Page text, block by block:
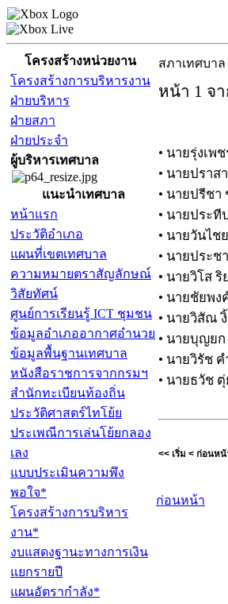
โครงสร้างหน่วยงาน
โครงสร้างการบริหารงาน
ฝ่ายบริหาร
ฝ่ายสภา
ฝ่ายประจำ
ผู้บริหารเทศบาล
แนะนำเทศบาล
หน้าแรก
ประวัติอำเภอ
แผนที่เขตเทศบาล
ความหมายตราสัญลักษณ์
วิสัยทัศน์
ศูนย์การเรียนรู้ ICT ชุมชน
ข้อมูลอำเภออากาศอำนวย
ข้อมูลพื้นฐานเทศบาล
หนังสือราชการจากกรมฯ
สำนักทะเบียนท้องถิ่น
ประวัติศาสตร์ไทโย้ย
ประเพณีการเล่นโย้ยกลอง
เลง
แบบประเมินความพึง
พอใจ*
โครงสร้างการบริหาร
งาน*
งบแสดงฐานะทางการเงิน
แยกรายปี
แผนอัตรากำลัง*
สภาเทศบาล
หน้า 1 จา
• นายรุ่งเพ
• นายปราส
• นายปรีชา
• นายประ
• นายวันไช
• นายประช
• นายวิโส
• นายชัยพง
• นายวิสัณ
• นายบุญย
• นายวิรัช
• นายธวัช
<< เริ่ม < ก่อนหน้
ก่อนหน้า